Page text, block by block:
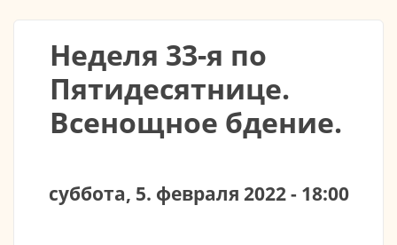
Неделя 33-я по
Пятидесятнице.
Всенощное бдение.
суббота, 5. февраля 2022 - 18:00